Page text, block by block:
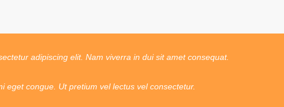
adipiscing elit. Nam viverra in dui sit amet consequat.
eget congue. Ut pretium vel lectus vel consectetur.